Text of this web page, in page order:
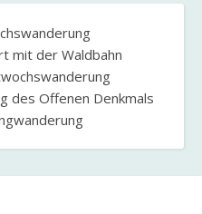
mit der Waldbahn
des Offenen Denkmals